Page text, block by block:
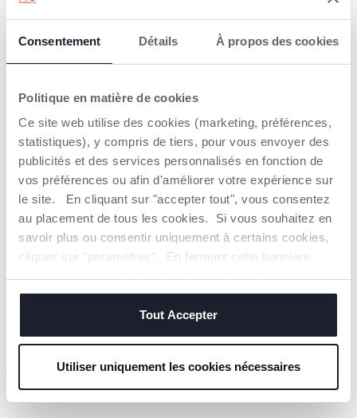
Consentement Détails À propos des cookies
Politique en matière de cookies
Ce site web utilise des cookies (marketing, préférences,
statistiques), y compris de tiers, pour vous envoyer des
publicités et des services personnalisés en fonction de
vos préférences ou afin d'améliorer votre expérience sur
le site. En cliquant sur "accepter tout", vous consentez
au placement de tous les cookies. Si vous souhaitez en
savoir plus ou consentir uniquement à certains cookies,
cliquez sur "paramètres". En fermant cette bannière,
techniques, qui sont essentiels au service demandé.
Tout Accepter
Utiliser uniquement les cookies nécessaires
AJOUTER AJOUTER
Anneau Dentition Toucan -